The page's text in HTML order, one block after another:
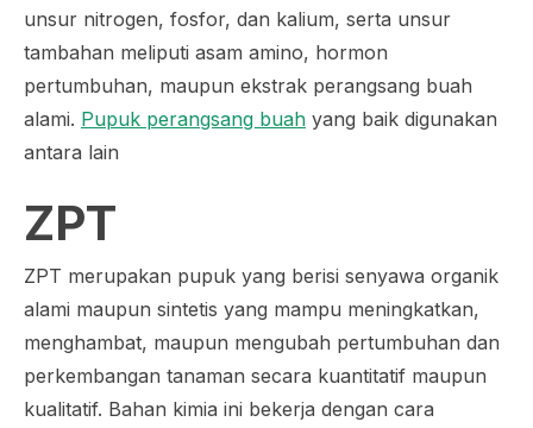
unsur nitrogen, fosfor, dan kalium, serta unsur
tambahan meliputi asam amino, hormon
pertumbuhan, maupun ekstrak perangsang buah
alami. Pupuk perangsang buah yang baik digunakan
antara lain
ZPT
ZPT merupakan pupuk yang berisi senyawa organik
alami maupun sintetis yang mampu meningkatkan,
menghambat, maupun mengubah pertumbuhan dan
perkembangan tanaman secara kuantitatif maupun
kualitatif. Bahan kimia ini bekerja dengan cara